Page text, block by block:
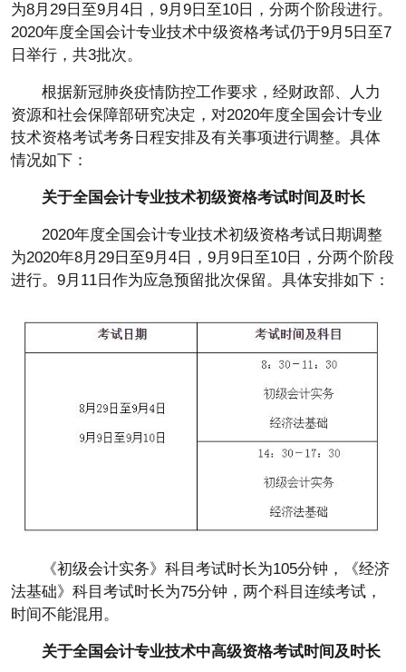
为8月29日至9月4日，9月9日至10日，分两个阶段进行。
2020年度全国会计专业技术中级资格考试仍于9月5日至7
日举行，共3批次。
根据新冠肺炎疫情防控工作要求，经财政部、人力
资源和社会保障部研究决定，对2020年度全国会计专业
技术资格考试考务日程安排及有关事项进行调整。具体
情况如下：
关于全国会计专业技术初级资格考试时间及时长
2020年度全国会计专业技术初级资格考试日期调整
为2020年8月29日至9月4日，9月9日至10日，分两个阶段
进行。9月11日作为应急预留批次保留。具体安排如下：
《初级会计实务》科目考试时长为105分钟，《经济
法基础》科目考试时长为75分钟，两个科目连续考试，
时间不能混用。
关于全国会计专业技术中高级资格考试时间及时长